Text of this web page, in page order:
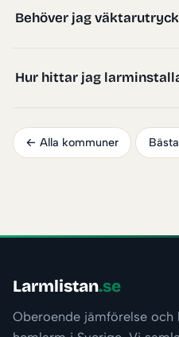
Behöver jag
Hur hittar jag
← Alla kommuner
Larmlistan.se
Oberoende jämförelse och